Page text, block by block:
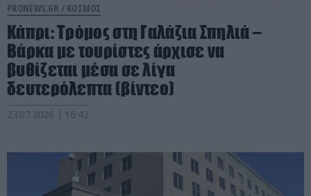
PRONEWS.GR / ΚΟΣΜΟΣ
Κάπρι: Τρόμος στη Γαλάζια Σπηλιά –
Βάρκα με τουρίστες άρχισε να
βυθίζεται μέσα σε λίγα
δευτερόλεπτα (βίντεο)
23.07.2026 | 16:42